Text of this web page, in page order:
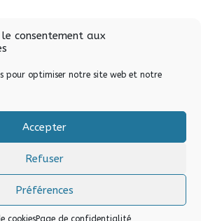
le consentement aux
pour optimiser notre site web et notre
Accepter
Refuser
Préférences
cookiesPage de confidentialité
à 17h00
© Allo Informatique eurl – Soultz-sous-
Forêts – 2024